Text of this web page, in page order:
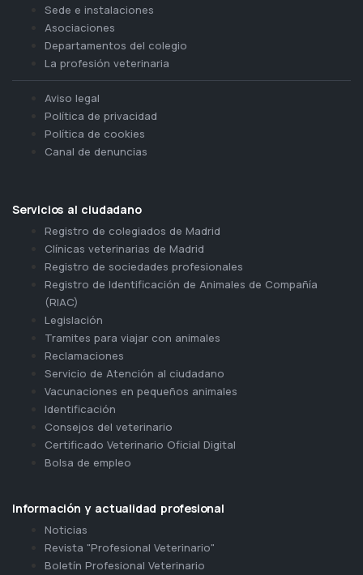
Sede e instalaciones
Asociaciones
Departamentos del colegio
La profesión veterinaria
Aviso legal
Política de privacidad
Política de cookies
Canal de denuncias
Servicios al ciudadano
Registro de colegiados de Madrid
Clínicas veterinarias de Madrid
Registro de sociedades profesionales
Registro de Identificación de Animales de Compañía
(RIAC)
Legislación
Tramites para viajar con animales
Reclamaciones
Servicio de Atención al ciudadano
Vacunaciones en pequeños animales
Identificación
Consejos del veterinario
Certificado Veterinario Oficial Digital
Bolsa de empleo
Información y actualidad profesional
Noticias
Revista "Profesional Veterinario"
Boletín Profesional Veterinario